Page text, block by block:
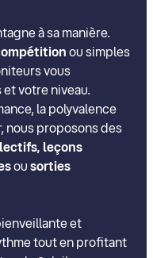
à sa manière.
ou simples
vous
votre niveau.
la polyvalence
nous proposons des
leçons
ousorties
et
tout en profitant